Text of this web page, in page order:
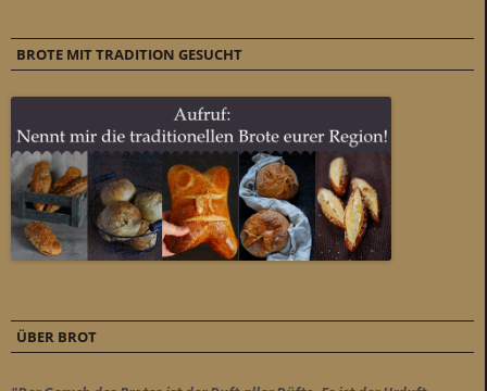
BROTE MIT TRADITION GESUCHT
ÜBER BROT